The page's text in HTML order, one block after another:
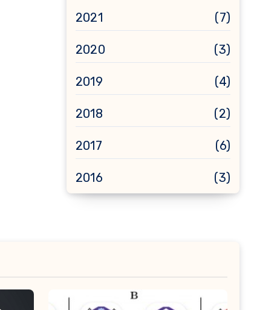
2021 (7)
2020 (3)
2019 (4)
2018 (2)
2017 (6)
2016 (3)